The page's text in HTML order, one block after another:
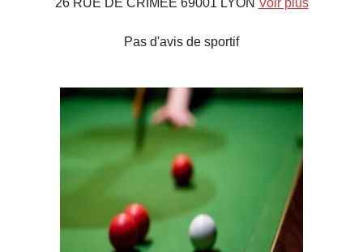
26 RUE DE CRIMEE 69001 LYON Voir plus
Pas d'avis de sportif